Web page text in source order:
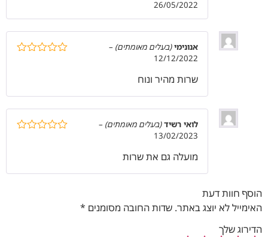
מתוך 5
26/05/2022
אנונימי(בעלים מאומתים) –
12/12/2022
שרות מהיר ונוח
לואי רשיד(בעלים מאומתים) –
13/02/2023
מועלה גם את שרות
הוסף חוות דעת
האימייל לא יוצג באתר. שדות החובה מסומנים *
הדירוג שלך